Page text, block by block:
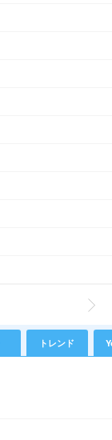
トレンド